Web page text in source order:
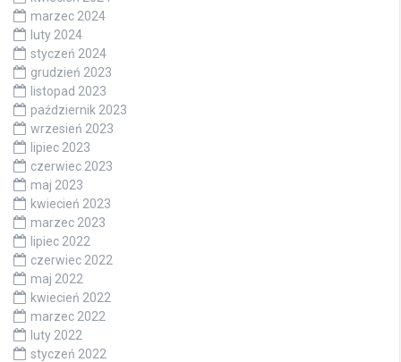
marzec 2024
luty 2024
styczeń 2024
grudzień 2023
listopad 2023
październik 2023
wrzesień 2023
lipiec 2023
czerwiec 2023
maj 2023
kwiecień 2023
marzec 2023
lipiec 2022
czerwiec 2022
maj 2022
kwiecień 2022
marzec 2022
luty 2022
styczeń 2022